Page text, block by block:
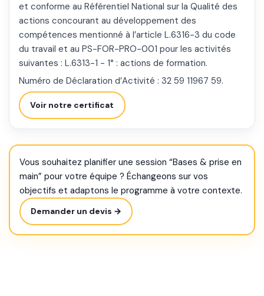
et conforme au Référentiel National sur la Qualité des
actions concourant au développement des
compétences mentionné à l’article L.6316-3 du code
du travail et au PS-FOR-PRO-001 pour les activités
suivantes : L.6313-1 - 1° : actions de formation.
Numéro de Déclaration d’Activité : 32 59 11967 59.
Voir notre certificat
Vous souhaitez planifier une session “Bases & prise en
main” pour votre équipe ? Échangeons sur vos
objectifs et adaptons le programme à votre contexte.
Demander un devis →